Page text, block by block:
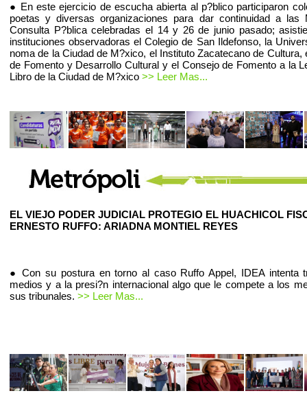
● En este ejercicio de escucha abierta al p?blico participaron
poetas y diversas organizaciones para dar continuidad a las
Consulta P?blica celebradas el 14 y 26 de junio pasado;
instituciones observadoras el Colegio de San Ildefonso, la
noma de la Ciudad de M?xico, el Instituto Zacatecano de Cultura,
de Fomento y Desarrollo Cultural y el Consejo de Fomento a la
Libro de la Ciudad de M?xico >> Leer Mas...
EL VIEJO PODER JUDICIAL PROTEGIO EL HUACHICOL
ERNESTO RUFFO: ARIADNA MONTIEL REYES
● Con su postura en torno al caso Ruffo Appel, IDEA intenta
medios y a la presi?n internacional algo que le compete a los
sus tribunales. >> Leer Mas...